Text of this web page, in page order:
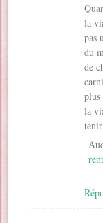
la
pas
du
de
plus
la